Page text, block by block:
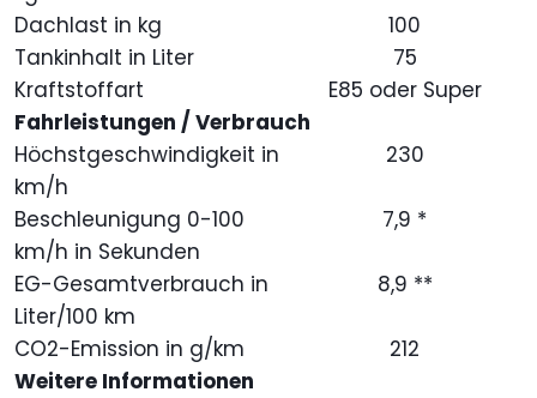
Dachlast in kg
100
Tankinhalt in Liter
75
Kraftstoffart
E85 oder Super
Fahrleistungen / Verbrauch
Höchstgeschwindigkeit in
km/h
230
Beschleunigung 0-100
km/h in Sekunden
7,9 *
EG-Gesamtverbrauch in
Liter/100 km
8,9 **
CO2-Emission in g/km
212
Weitere Informationen